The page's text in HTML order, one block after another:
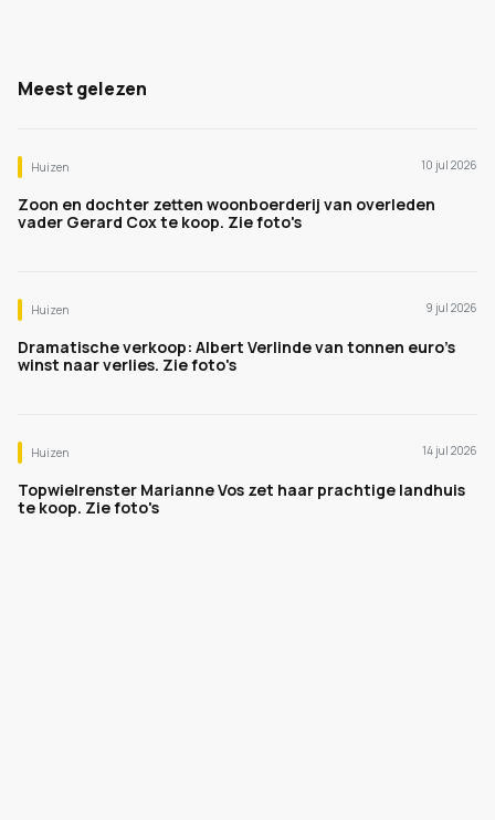
Meest gelezen
Huizen 10 jul 2026
Zoon en dochter zetten woonboerderij van overleden
vader Gerard Cox te koop. Zie foto's
Huizen 9 jul 2026
Dramatische verkoop: Albert Verlinde van tonnen euro's
winst naar verlies. Zie foto's
Huizen 14 jul 2026
Topwielrenster Marianne Vos zet haar prachtige landhuis
te koop. Zie foto's